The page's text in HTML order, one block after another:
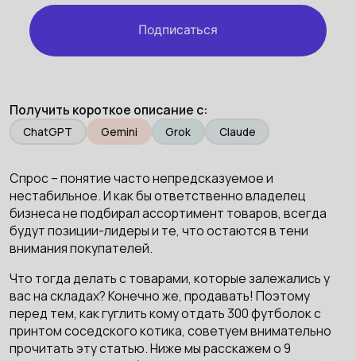
Получить короткое описание с:
ChatGPT Gemini Grok Claude
Спрос – понятие часто непредсказуемое и
нестабильное. И как бы ответственно владелец
бизнеса не подбирал ассортимент товаров, всегда
будут позиции-лидеры и те, что остаются в тени
внимания покупателей.
Что тогда делать с товарами, которые залежались у
вас на складах? Конечно же, продавать! Поэтому
перед тем, как гуглить кому отдать 300 футболок с
принтом соседского котика, советуем внимательно
прочитать эту статью. Ниже мы расскажем о 9
Подписаться